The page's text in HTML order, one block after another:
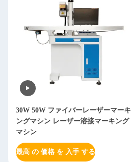
30W 50W ファイバーレーザーマーキ
ングマシン レーザー溶接マーキング
マシン
最高 の 価格 を 入手 する